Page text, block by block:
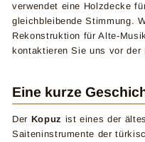
verwendet eine Holzdecke
gleichbleibende Stimmung.
Rekonstruktion für Alte-
kontaktieren Sie uns vor der
Eine kurze
Der Kopuz ist eines der
Saiteninstrumente der